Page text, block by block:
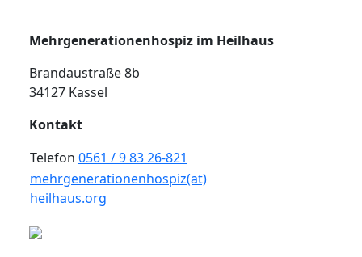
Mehrgenerationenhospiz im Heilhaus
Brandaustraße 8b
34127 Kassel
Kontakt
Telefon 0561 / 9 83 26-821
mehrgenerationenhospiz(at)
heilhaus.org